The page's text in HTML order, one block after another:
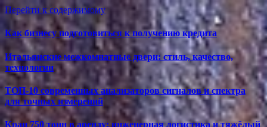
Перейти к содержимому
Как бизнесу подготовиться к получению кредита
Итальянские межкомнатные двери: стиль, качество,
технологии
ТОП-10 современных анализаторов сигналов и спектра
для точных измерений
Кран 750 тонн в аренду: инженерная логистика и тяжёлый